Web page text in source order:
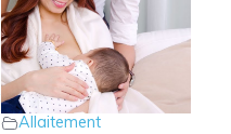
6 – Allaitement:
Questions
fréquentes
Allaitement